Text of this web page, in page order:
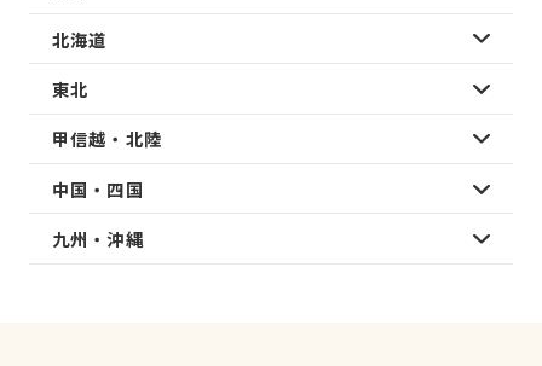
北海道
東北
甲信越・北陸
中国・四国
九州・沖縄